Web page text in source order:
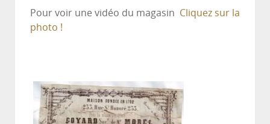
Pour voir une vidéo du magasin Cliquez sur la
photo !